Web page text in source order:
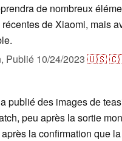
de nombreux
de Xiaomi, mais
Publié 10/24/2023 🇺🇸
publié des images de
peu après la sortie
la confirmation que